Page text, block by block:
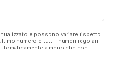
e possono variare rispetto
numero e tutti i numeri regolari
a meno che non